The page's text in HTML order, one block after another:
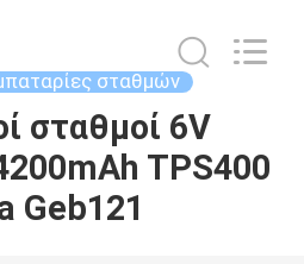
σταθμών
σταθμοί 6V
TPS400
Geb121